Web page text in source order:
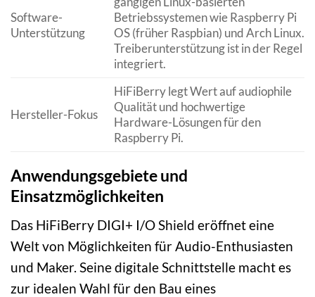
Software-
Unterstützung
Betriebssystemen wie Raspberry Pi
OS (früher Raspbian) und Arch Linux.
Treiberunterstützung ist in der Regel
integriert.
Hersteller-Fokus
HiFiBerry legt Wert auf audiophile
Qualität und hochwertige
Hardware-Lösungen für den
Raspberry Pi.
Anwendungsgebiete und
Einsatzmöglichkeiten
Das HiFiBerry DIGI+ I/O Shield eröffnet eine
Welt von Möglichkeiten für Audio-Enthusiasten
und Maker. Seine digitale Schnittstelle macht es
zur idealen Wahl für den Bau eines